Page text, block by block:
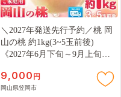
＼2027年発送先行予約／桃 岡
山の桃 約1kg(3~5玉前後)
《2027年6月下旬～9月上旬頃
岡山 はくとう スイーツ フル
ーツ 果物 デザート 旬 モモ も
9,000 円
岡山県笠岡市